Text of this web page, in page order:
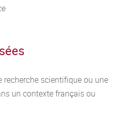
recherche scientifique ou une
un contexte français ou